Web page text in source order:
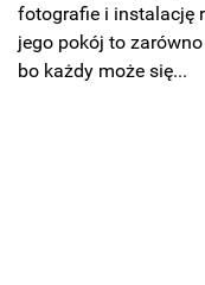
fotografie i instalację
jego pokój to
bo każdy może się...